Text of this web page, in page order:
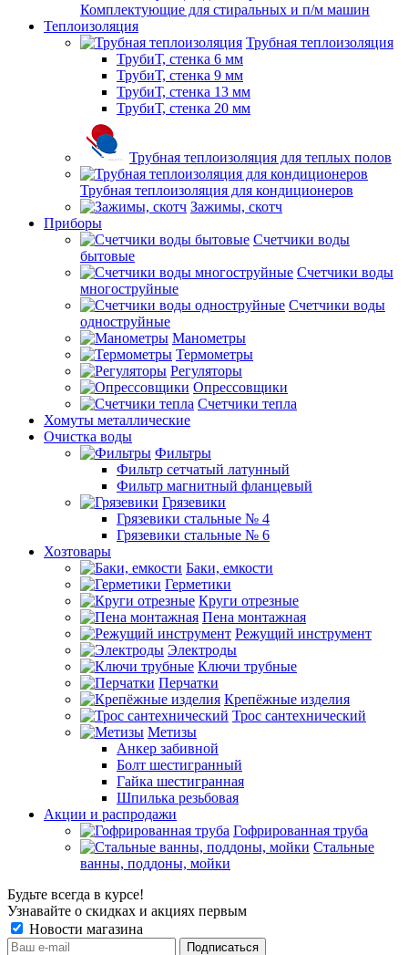
Комплектующие для стиральных и п/м машин
Теплоизоляция
Трубная теплоизоляция
ТрубиТ, стенка 6 мм
ТрубиТ, стенка 9 мм
ТрубиТ, стенка 13 мм
ТрубиТ, стенка 20 мм
Трубная теплоизоляция для теплых полов
Трубная теплоизоляция для кондиционеров
Зажимы, скотч
Приборы
Счетчики воды
бытовые
Счетчики воды
многоструйные
Счетчики воды
одноструйные
Манометры
Термометры
Регуляторы
Опрессовщики
Счетчики тепла
Хомуты металлические
Очистка воды
Фильтры
Фильтр сетчатый латунный
Фильтр магнитный фланцевый
Грязевики
Грязевики стальные № 4
Грязевики стальные № 6
Хозтовары
Баки, емкости
Герметики
Круги отрезные
Пена монтажная
Режущий инструмент
Электроды
Ключи трубные
Перчатки
Крепёжные изделия
Трос сантехнический
Метизы
Анкер забивной
Болт шестигранный
Гайка шестигранная
Шпилька резьбовая
Акции и распродажи
Гофрированная труба
Стальные
ванны, поддоны, мойки
Будьте всегда в курсе!
Узнавайте о скидках и акциях первым
Новости магазина